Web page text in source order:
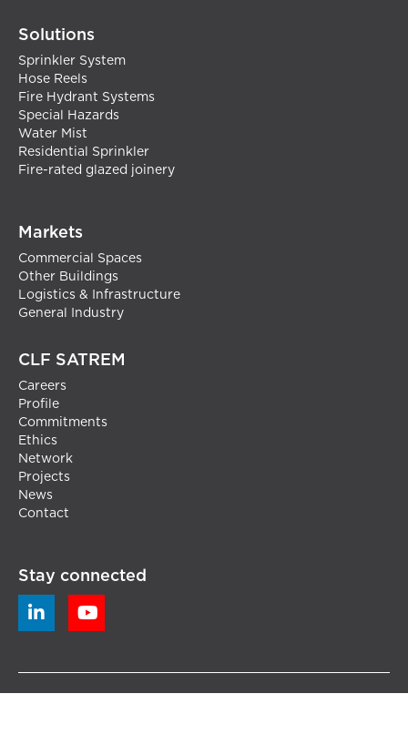
Solutions
Sprinkler System
Hose Reels
Fire Hydrant Systems
Special Hazards
Water Mist
Residential Sprinkler
Fire-rated glazed joinery
Markets
Commercial Spaces
Other Buildings
Logistics & Infrastructure
General Industry
CLF SATREM
Careers
Profile
Commitments
Ethics
Network
Projects
News
Contact
Stay connected
 